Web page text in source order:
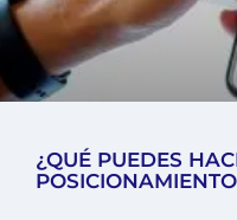
¿QUÉ PUEDES